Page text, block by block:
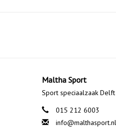
Maltha Sport
Sport speciaalzaak Delft
015 212 6003
info@malthasport.nl